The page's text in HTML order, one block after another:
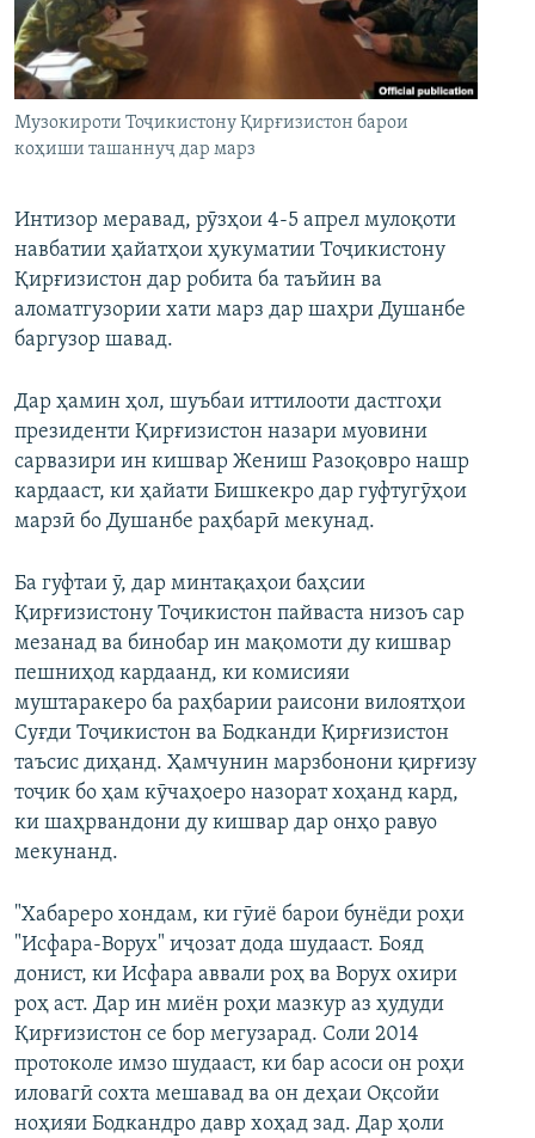
ГУЗОРИШҲОИ РАДИОӢ
Русский
Ҳамаи сомонаҳои RFE/RL
Музокироти Тоҷикистону Қирғизистон барои
коҳиши ташаннуҷ дар марз
Интизор меравад, рӯзҳои 4-5 апрел мулоқоти
навбатии ҳайатҳои ҳукуматии Тоҷикистону
Қирғизистон дар робита ба таъйин ва
аломатгузории хати марз дар шаҳри Душанбе
баргузор шавад.
Дар ҳамин ҳол, шуъбаи иттилооти дастгоҳи
президенти Қирғизистон назари муовини
сарвазири ин кишвар Жениш Разоқовро нашр
кардааст, ки ҳайати Бишкекро дар гуфтугӯҳои
марзӣ бо Душанбе раҳбарӣ мекунад.
Ба гуфтаи ӯ, дар минтақаҳои баҳсии
Қирғизистону Тоҷикистон пайваста низоъ сар
мезанад ва бинобар ин мақомоти ду кишвар
пешниҳод кардаанд, ки комисияи
муштаракеро ба раҳбарии раисони вилоятҳои
Суғди Тоҷикистон ва Бодканди Қирғизистон
таъсис диҳанд. Ҳамчунин марзбонони қирғизу
тоҷик бо ҳам кӯчаҳоеро назорат хоҳанд кард,
ки шаҳрвандони ду кишвар дар онҳо равуо
мекунанд.
"Хабареро хондам, ки гӯиё барои бунёди роҳи
"Исфара-Ворух" иҷозат дода шудааст. Бояд
донист, ки Исфара аввали роҳ ва Ворух охири
роҳ аст. Дар ин миён роҳи мазкур аз ҳудуди
Қирғизистон се бор мегузарад. Соли 2014
протоколе имзо шудааст, ки бар асоси он роҳи
иловагӣ сохта мешавад ва он деҳаи Оқсойи
ноҳияи Бодкандро давр хоҳад зад. Дар ҳоли